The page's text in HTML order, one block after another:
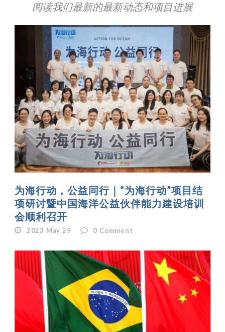
阅读我们最新的最新动态和项目进展
为海行动，公益同行｜“为海行动”项目结
项研讨暨中国海洋公益伙伴能力建设培训
会顺利召开
2023 May 29 0 Comment